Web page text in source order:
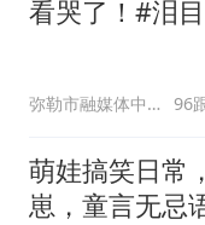
看哭了！#泪
弥勒市融媒体中心 96
萌娃搞笑日常
崽，童言无忌